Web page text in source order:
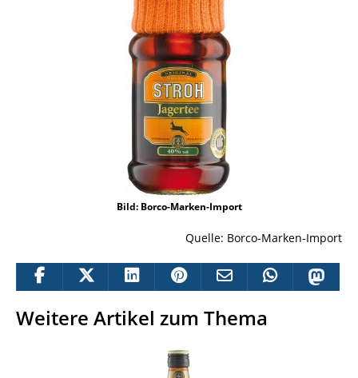
Bild: Borco-Marken-Import
Quelle: Borco-Marken-Import
Weitere Artikel zum Thema